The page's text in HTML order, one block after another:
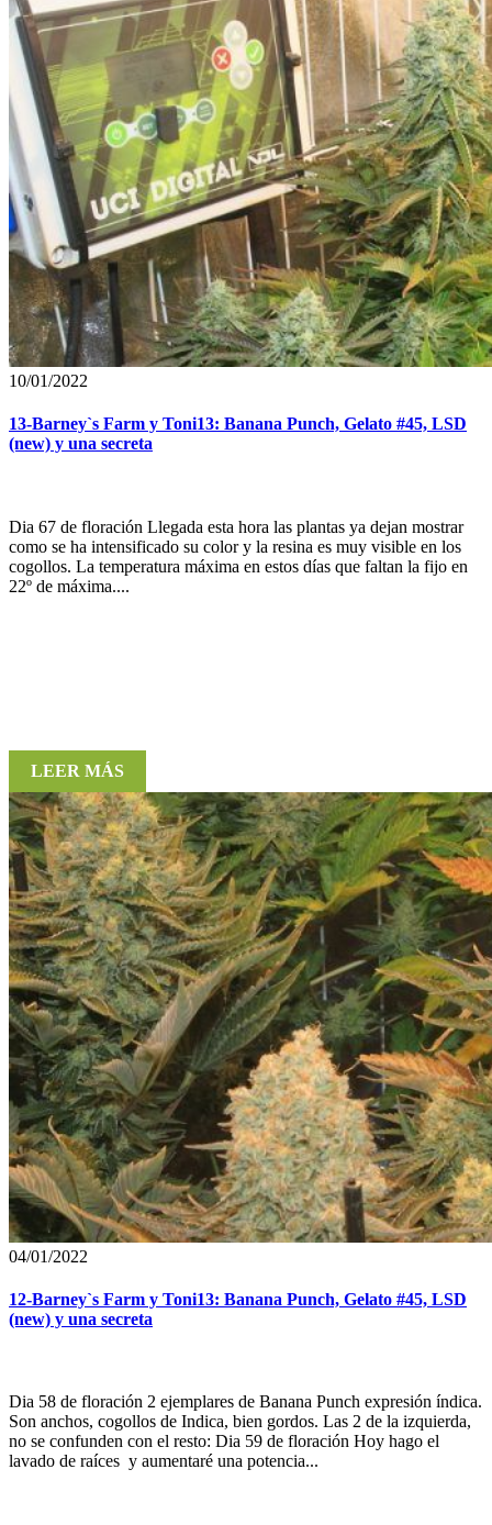
10/01/2022
13-Barney`s Farm y Toni13: Banana Punch, Gelato #45, LSD
(new) y una secreta
Dia 67 de floración Llegada esta hora las plantas ya dejan mostrar
como se ha intensificado su color y la resina es muy visible en los
cogollos. La temperatura máxima en estos días que faltan la fijo en
22º de máxima....
LEER MÁS
04/01/2022
12-Barney`s Farm y Toni13: Banana Punch, Gelato #45, LSD
(new) y una secreta
Dia 58 de floración 2 ejemplares de Banana Punch expresión índica.
Son anchos, cogollos de Indica, bien gordos. Las 2 de la izquierda,
no se confunden con el resto: Dia 59 de floración Hoy hago el
lavado de raíces y aumentaré una potencia...